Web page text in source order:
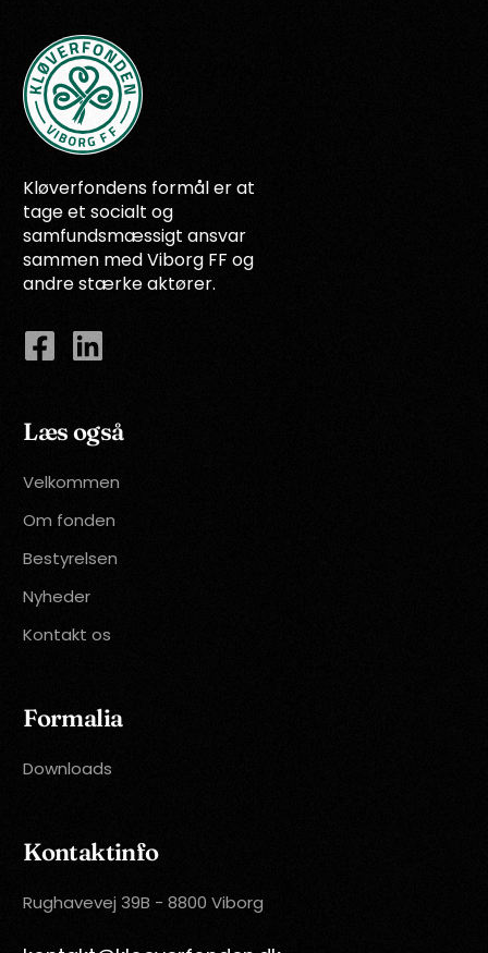
Kløverfondens formål er at
tage et socialt og
samfundsmæssigt ansvar
sammen med Viborg FF og
andre stærke aktører.
Læs også
Velkommen
Om fonden
Bestyrelsen
Nyheder
Kontakt os
Formalia
Downloads
Kontaktinfo
Rughavevej 39B - 8800 Viborg